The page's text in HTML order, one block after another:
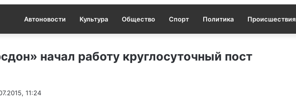
Автоновости Культура Общество Спорт Политика Происшествия
начал работу круглосуточный пост
11:24